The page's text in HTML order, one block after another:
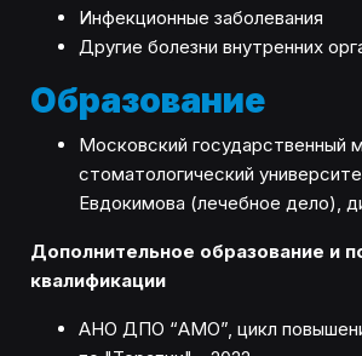
Инфекционные заболевания
Другие болезни внутренних
Образование
Московский государственный
стоматологический
Евдокимова (лечебное дело),
Дополнительное образование и
квалификации
АНО ДПО “АМО”, цикл